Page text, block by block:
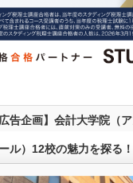
広告企画】会計大学院（
ル）12校の魅力を探る！